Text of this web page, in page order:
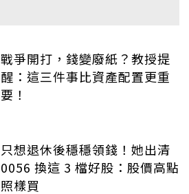
戰爭開打，錢變廢紙？教授提
醒：這三件事比資產配置更重
要！
只想退休後穩穩領錢！她出清
0056 換這 3 檔好股：股價高點
照樣買